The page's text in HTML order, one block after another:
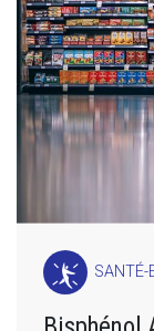
SANTÉ-